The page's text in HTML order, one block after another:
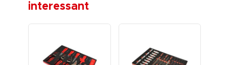
interessant